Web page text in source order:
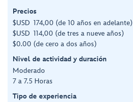
Precios
$USD 174,00 (de 10 años en adelante)
$USD 114,00 (de tres a nueve años)
$0.00 (de cero a dos años)
Nivel de actividad y duración
Moderado
7 a 7.5 Horas
Tipo de experiencia